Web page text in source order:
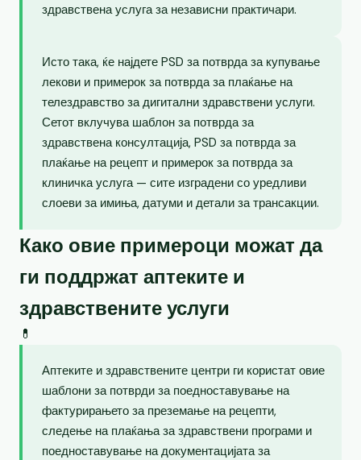
здравствена услуга за независни практичари.
Исто така, ќе најдете PSD за потврда за купување
лекови и примерок за потврда за плаќање на
телездравство за дигитални здравствени услуги.
Сетот вклучува шаблон за потврда за
здравствена консултација, PSD за потврда за
плаќање на рецепт и примерок за потврда за
клиничка услуга — сите изградени со уредливи
слоеви за имиња, датуми и детали за трансакции.
Како овие примероци можат да
ги поддржат аптеките и
здравствените услуги
💊
Аптеките и здравствените центри ги користат овие
шаблони за потврди за поедноставување на
фактурирањето за преземање на рецепти,
следење на плаќања за здравствени програми и
поедноставување на документацијата за